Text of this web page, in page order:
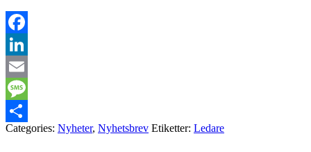
Facebook
LinkedIn
Email
Message
Dela
Categories: Nyheter, Nyhetsbrev Etiketter: Ledare